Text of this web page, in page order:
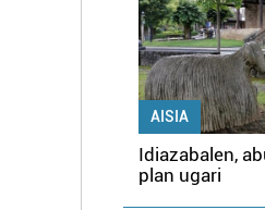
AISIA
Idiazabalen,
plan ugari